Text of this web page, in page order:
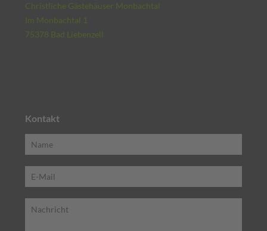
Christliche Gästehäuser Monbachtal
Im Monbachtal 1
75378 Bad Liebenzell
Kontakt